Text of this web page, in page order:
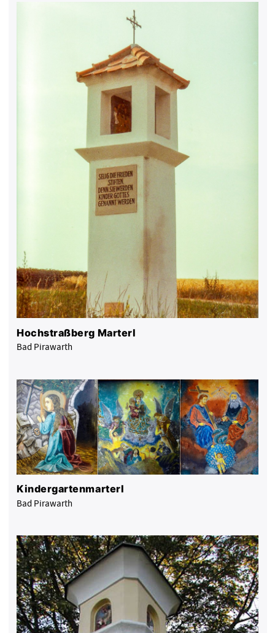
Hochstraßberg Marterl
Bad Pirawarth
Kindergartenmarterl
Bad Pirawarth